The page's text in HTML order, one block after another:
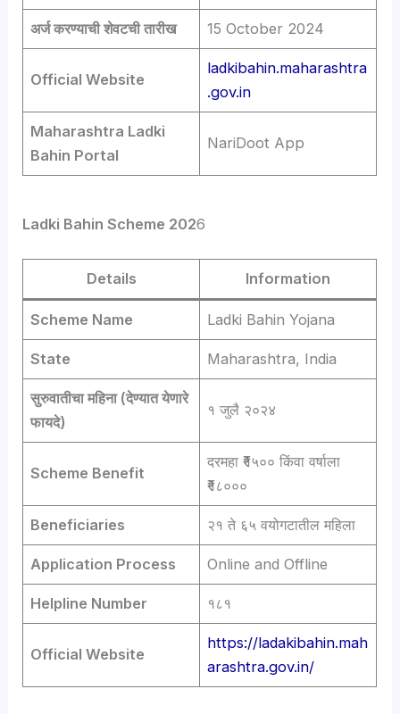
अर्ज करण्याची शेवटची तारीख 15 October 2024
Official Website
ladkibahin.maharashtra
.gov.in
Maharashtra Ladki
Bahin Portal
NariDoot App
Ladki Bahin Scheme 2026
Details Information
Scheme Name Ladki Bahin Yojana
State Maharashtra, India
सुरुवातीचा महिना (देण्यात येणारे
फायदे)
१ जुलै २०२४
Scheme Benefit
दरमहा ₹१५०० किंवा वर्षाला
₹१८०००
Beneficiaries २१ ते ६५ वयोगटातील महिला
Application Process Online and Offline
Helpline Number १८१
Official Website
https://ladakibahin.mah
arashtra.gov.in/